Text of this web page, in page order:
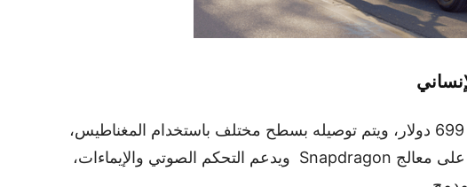
Humane AI Pinهو جهاز بقيمة 699 دولار، ويتم توصيله بسطح مختلف باستخدام المغناطيس،
وهو بدون شاشة. يحتوي الجهاز على معالج Snapdragon ويدعم التحكم الصوتي والإيماءات،